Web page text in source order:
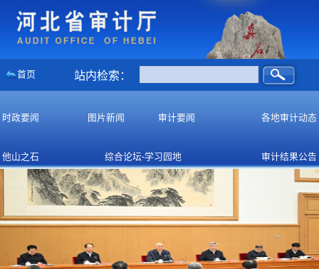
首页 站内检索：
时政要闻 图片新闻 审计要闻 各地审计动态
他山之石 综合论坛-学习园地 审计结果公告